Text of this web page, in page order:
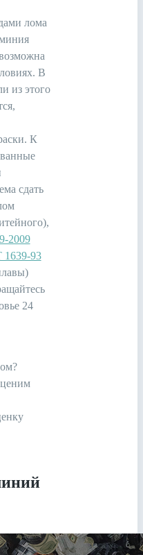
лома
В
из этого
К
сдать
2009
93
24